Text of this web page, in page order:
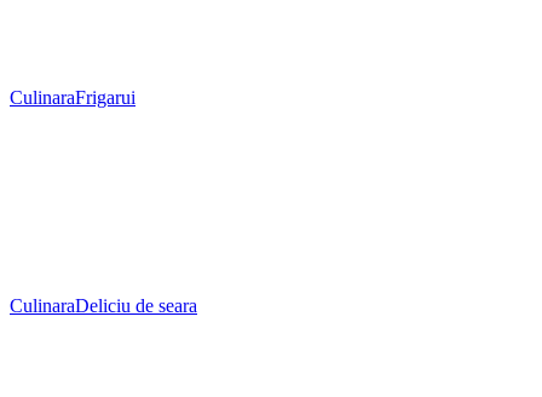
CulinaraFrigarui
CulinaraDeliciu de seara